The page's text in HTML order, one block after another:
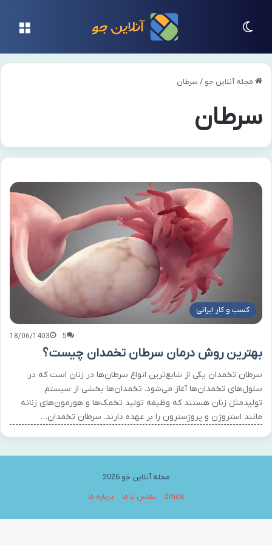
مجله آنلاین جو / سرطان
سرطان
کسب و کار ایرانی
18/06/1403 5
بهترین روش درمان سرطان تخمدان چیست؟
سرطان تخمدان یکی از شایع‌ترین انواع سرطان‌ها در زنان است که در
سلول‌های تخمدان‌ها آغاز می‌شود. تخمدان‌ها بخشی از سیستم
تولیدمثل زنان هستند که وظیفه تولید تخمک‌ها و هورمون‌های زنانه
مانند استروژن و پروژسترون را بر عهده دارند. سرطان تخمدان…
مجله آنلاین جو 2026
dmca
تماس با ما درباره ما